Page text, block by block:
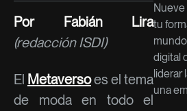
Por Fabián Lira
(redacción ISDI)
El Metaversoes el tema
de moda en todo el
Nueve
tu
digital
liderar
una